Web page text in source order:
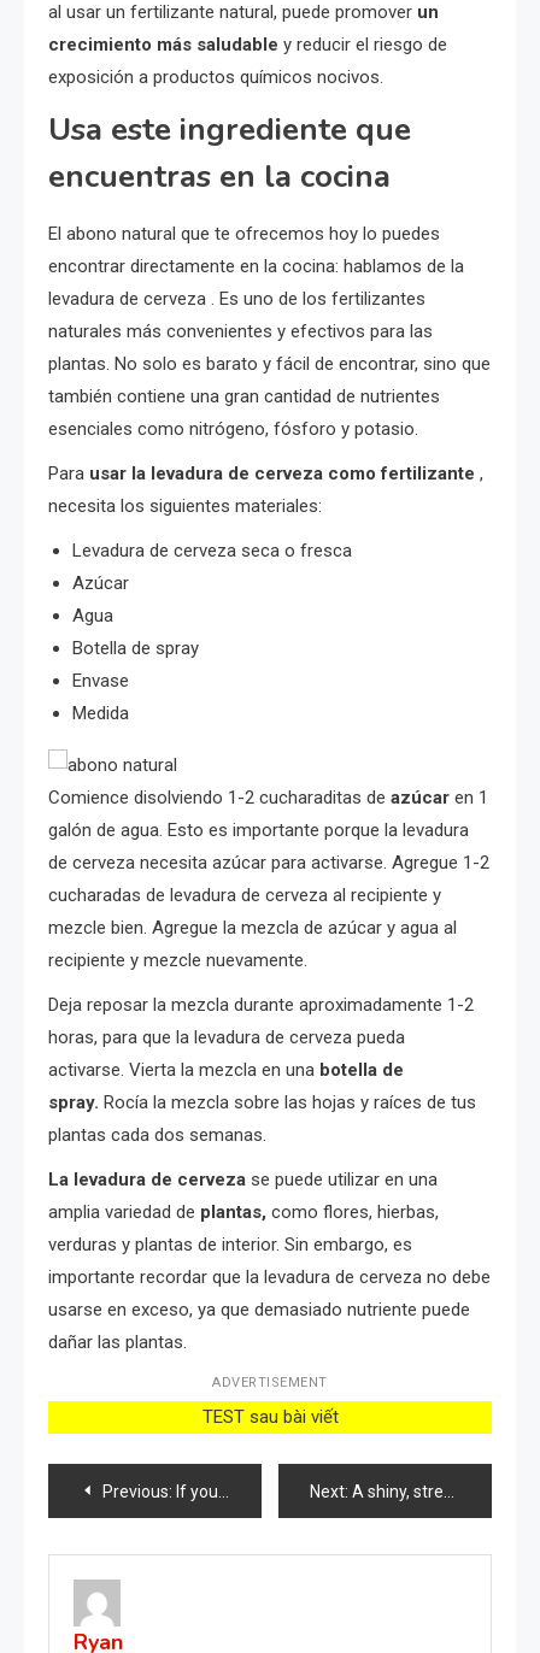
al usar un fertilizante natural, puede promover un
crecimiento más saludable y reducir el riesgo de
exposición a productos químicos nocivos.
Usa este ingrediente que
encuentras en la cocina
El abono natural que te ofrecemos hoy lo puedes
encontrar directamente en la cocina: hablamos de la
levadura de cerveza . Es uno de los fertilizantes
naturales más convenientes y efectivos para las
plantas. No solo es barato y fácil de encontrar, sino que
también contiene una gran cantidad de nutrientes
esenciales como nitrógeno, fósforo y potasio.
Para usar la levadura de cerveza como fertilizante ,
necesita los siguientes materiales:
Levadura de cerveza seca o fresca
Azúcar
Agua
Botella de spray
Envase
Medida
Comience disolviendo 1-2 cucharaditas de azúcar en 1
galón de agua. Esto es importante porque la levadura
de cerveza necesita azúcar para activarse. Agregue 1-2
cucharadas de levadura de cerveza al recipiente y
mezcle bien. Agregue la mezcla de azúcar y agua al
recipiente y mezcle nuevamente.
Deja reposar la mezcla durante aproximadamente 1-2
horas, para que la levadura de cerveza pueda
activarse. Vierta la mezcla en una botella de
spray. Rocía la mezcla sobre las hojas y raíces de tus
plantas cada dos semanas.
La levadura de cerveza se puede utilizar en una
amplia variedad de plantas, como flores, hierbas,
verduras y plantas de interior. Sin embargo, es
importante recordar que la levadura de cerveza no debe
usarse en exceso, ya que demasiado nutriente puede
dañar las plantas.
ADVERTISEMENT
TEST sau bài viết
Post
navigation
Previous: If your aim is to eliminate aphids from plants this is the best insecticide Next: A shiny, streak-free floor: the trick no one told you about until now.
Ryan